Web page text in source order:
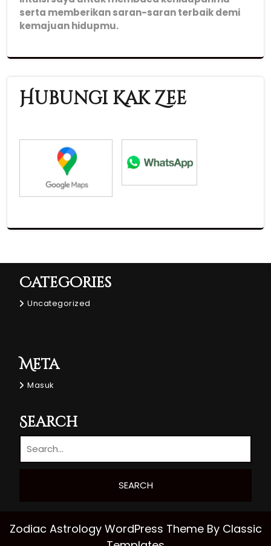
serta memberikan saran-saran terbaik demi
kemajuan hidupmu.
Hubungi Kak Zee
Categories
Uncategorized
Meta
Masuk
Search
Zodiac Astrology WordPress Theme By Classic